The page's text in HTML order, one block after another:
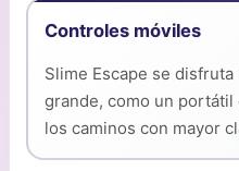
Controles móviles
Slime Escape se
grande, como un portátil
los caminos con mayor